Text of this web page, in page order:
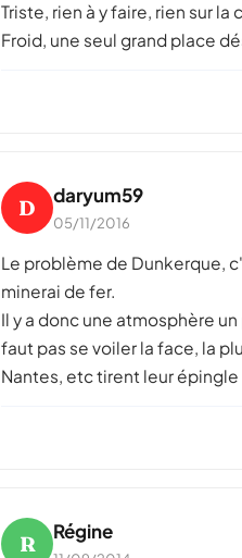
Triste, rien à y faire, rien sur
Froid, une seul grand place
D daryum59
05/11/2016
Le problème de Dunkerque,
minerai de fer.
Il y a donc une atmosphère
faut pas se voiler la face, la
Nantes, etc tirent leur épingle
R Régine